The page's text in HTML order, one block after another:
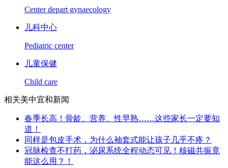
Center depart gynaecology
儿科中心
Pediatric center
儿童保健
Child care
相关美中宜和新闻
春季长高！骨龄、营养、性早熟……这些家长一定要知
道！
同样是包皮手术，为什么袖套式能让孩子几乎不疼？
冠脉检查不打药，泌尿系统全程动态可见！核磁共振竟
能这么用？！